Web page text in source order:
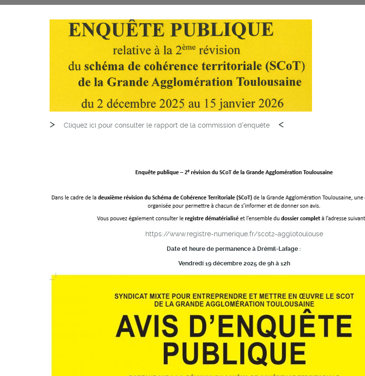
> Cliquez ici pour consulter le rapport de la commission d'enquête <
https://www.registre-numerique.fr/scot2-agglotoulouse
Date et heure de permanence à Drémil-Lafage :
Vendredi 19 décembre 2025 de 9h à 12h